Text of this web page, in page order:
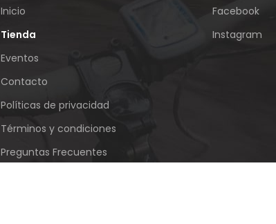
Inicio
Tienda
Eventos
Contacto
Políticas de privacidad
Términos y condiciones
Preguntas Frecuentes
Facebook
Instagram